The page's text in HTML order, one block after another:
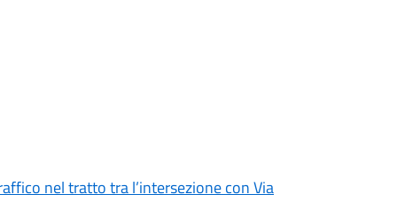
nel tratto tra l’intersezione con Via